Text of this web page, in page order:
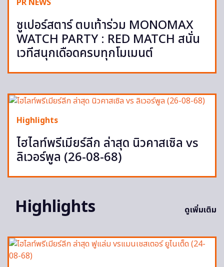
PR NEWS
ซูเปอร์สตาร์ ตบเท้าร่วม MONOMAX
WATCH PARTY : RED MATCH สนั่น
เวทีสนุกเดือดครบทุกโมเมนต์
Highlights
ไฮไลท์พรีเมียร์ลีก ล่าสุด นิวคาสเซิล vs
ลิเวอร์พูล (26-08-68)
Highlights ดูเพิ่มเติม